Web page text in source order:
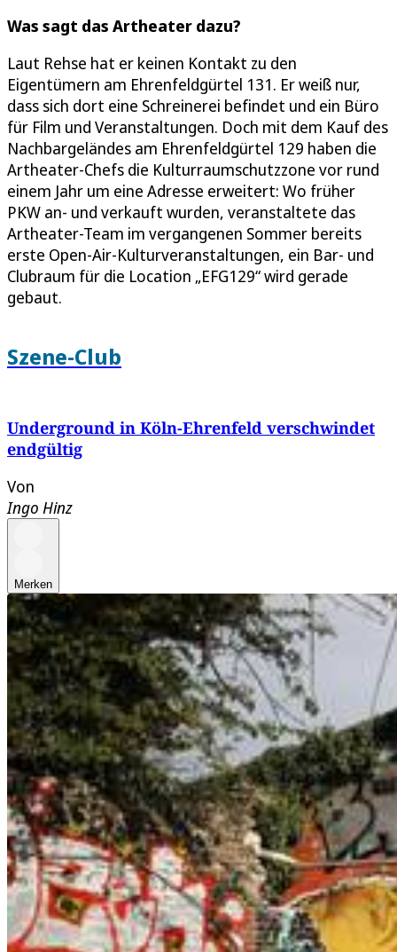
Was sagt das Artheater dazu?
Laut Rehse hat er keinen Kontakt zu den
Eigentümern am Ehrenfeldgürtel 131. Er weiß nur,
dass sich dort eine Schreinerei befindet und ein Büro
für Film und Veranstaltungen. Doch mit dem Kauf des
Nachbargeländes am Ehrenfeldgürtel 129 haben die
Artheater-Chefs die Kulturraumschutzzone vor rund
einem Jahr um eine Adresse erweitert: Wo früher
PKW an- und verkauft wurden, veranstaltete das
Artheater-Team im vergangenen Sommer bereits
erste Open-Air-Kulturveranstaltungen, ein Bar- und
Clubraum für die Location „EFG129“ wird gerade
gebaut.
Szene-Club
Underground in Köln-Ehrenfeld verschwindet
endgültig
Von
Ingo Hinz
Merken